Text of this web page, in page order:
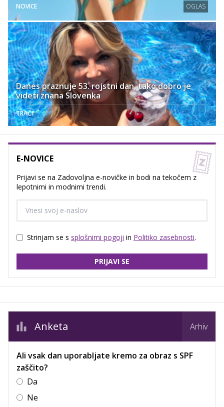
NOVICE OGLAS
Danes praznuje 53. rojstni dan, tako dobro je
videti znana Slovenka
TRAČI
E-NOVICE
Prijavi se na Zadovoljna e-novičke in bodi na tekočem z
lepotnimi in modnimi trendi.
Strinjam se s splošnimi pogoji in Politiko zasebnosti.
PRIJAVI SE
Anketa Arhiv
Ali vsak dan uporabljate kremo za obraz s SPF
zaščito?
Da
Ne